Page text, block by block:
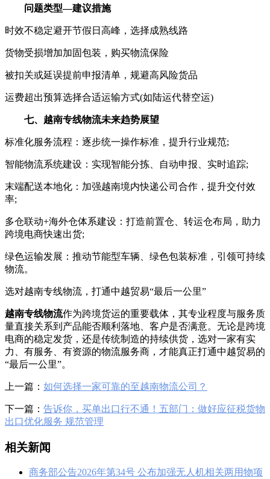
问题类型—建议措施
时效不稳定避开节假日高峰，选择成熟线路
货物受损增加加固包装，购买物流保险
被扣关或延误提前申报清单，规避高风险货品
运费超出预算选择合适运输方式(如陆运代替空运)
七、越南专线物流未来趋势展望
标准化服务流程：逐步统一操作标准，提升行业规范;
智能物流系统建设：实现智能分拣、自动申报、实时追踪;
末端配送本地化：加强越南境内快递公司合作，提升交付效
率;
多仓联动+海外仓体系建设：打造前置仓、转运仓布局，助力
跨境电商快速出货;
绿色运输发展：推动节能型车辆、绿色包装标准，引领可持续
物流。
选对越南专线物流，打通中越贸易“最后一公里”
越南专线物流作为跨境货运的重要载体，其专业程度与服务质
量直接关系到产品能否顺利落地、客户是否满意。无论是跨境
电商的稳定发货，还是传统制造的持续供货，选对一家有实
力、有服务、有资源的物流服务商，才能真正打通中越贸易的
“最后一公里”。
上一篇： 如何选择一家可靠的至越南物流公司？
下一篇： 告诉你，买单出口行不通！五部门：做好应征税货物
出口优化服务 规范管理
相关新闻
商务部公告2026年第34号 公布加强无人机相关两用物项